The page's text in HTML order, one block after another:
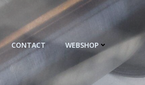
CONTACT WEBSHOP